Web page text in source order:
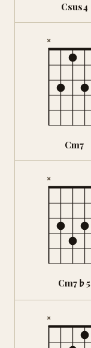
Csus4
×
Cm7
×
Cm7♭5
×